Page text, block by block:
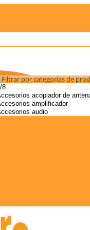
Filtrar por categorías de